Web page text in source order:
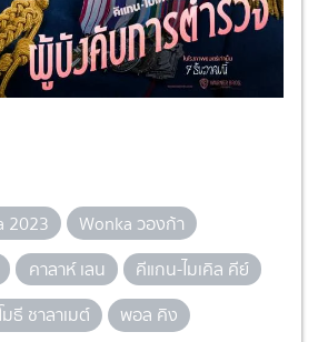
2023
Wonka วองก้า
คาลาห์ เลน
คีแกน-ไมเคิล คีย์
มธี ชาลาเมต์
พอล คิง